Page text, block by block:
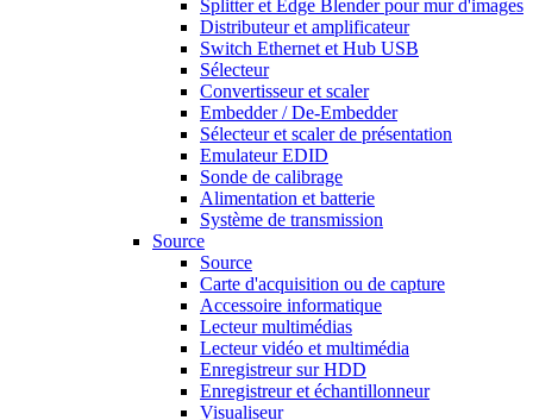
Splitter et Edge Blender pour mur d'images
Distributeur et amplificateur
Switch Ethernet et Hub USB
Sélecteur
Convertisseur et scaler
Embedder / De-Embedder
Sélecteur et scaler de présentation
Emulateur EDID
Sonde de calibrage
Alimentation et batterie
Système de transmission
Source
Source
Carte d'acquisition ou de capture
Accessoire informatique
Lecteur multimédias
Lecteur vidéo et multimédia
Enregistreur sur HDD
Enregistreur et échantillonneur
Visualiseur